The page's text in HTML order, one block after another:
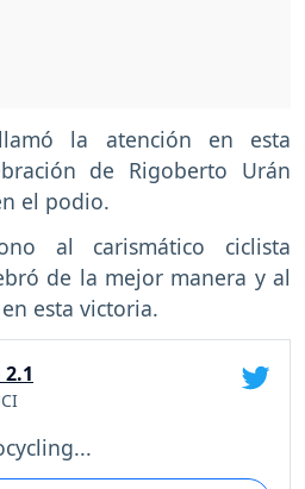
la atención en esta
de Rigoberto Urán
el podio.
al carismático ciclista
de la mejor manera y al
esta victoria.